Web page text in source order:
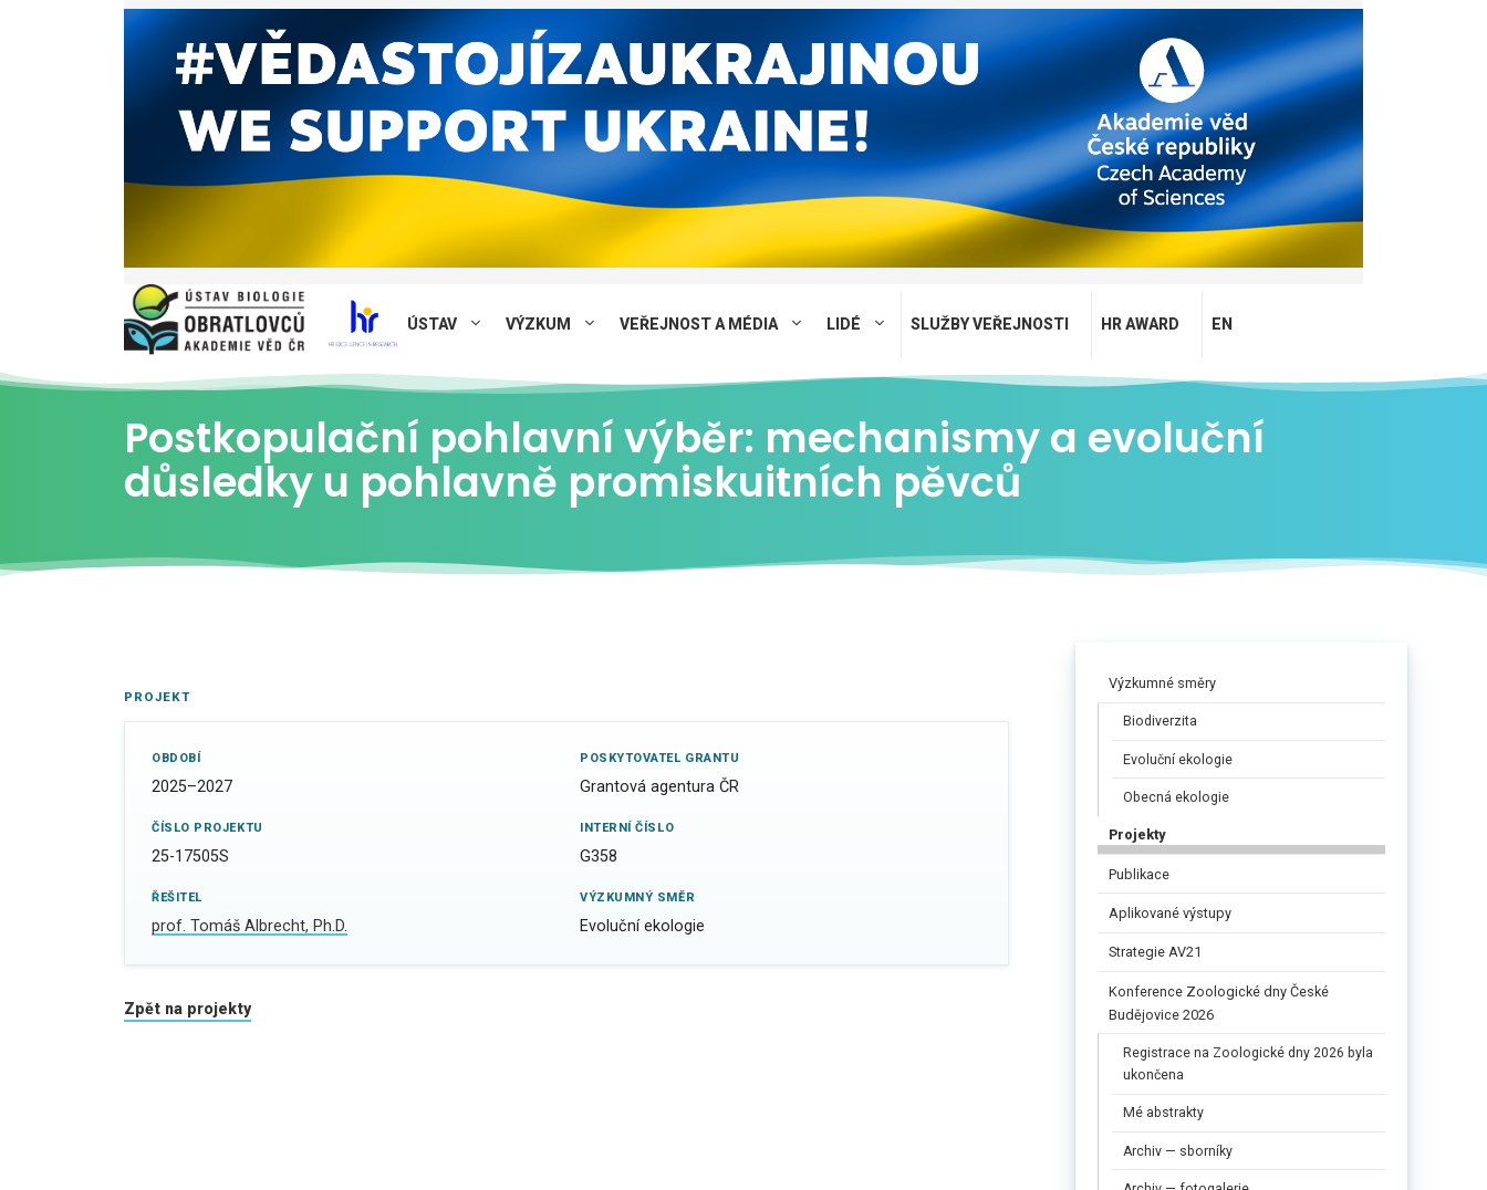
ÚSTAV VÝZKUM VEŘEJNOST A MÉDIA LIDÉ SLUŽBY VEŘEJNOSTI HR AWARD EN
Postkopulační pohlavní výběr: mechanismy a evoluční
důsledky u pohlavně promiskuitních pěvců
PROJEKT
OBDOBÍ
2025–2027
POSKYTOVATEL GRANTU
Grantová agentura ČR
ČÍSLO PROJEKTU
25-17505S
INTERNÍ ČÍSLO
G358
ŘEŠITEL
prof. Tomáš Albrecht, Ph.D.
VÝZKUMNÝ SMĚR
Evoluční ekologie
Zpět na projekty
Výzkumné směry
Biodiverzita
Evoluční ekologie
Obecná ekologie
Projekty
Publikace
Aplikované výstupy
Strategie AV21
Konference Zoologické dny České
Budějovice 2026
Registrace na Zoologické dny 2026 byla
ukončena
Mé abstrakty
Archiv — sborníky